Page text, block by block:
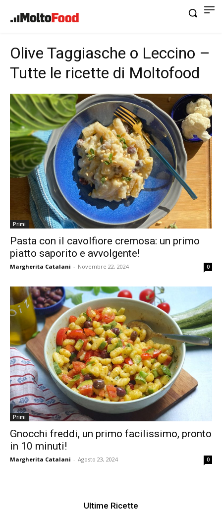
Olive Taggiasche o Leccino –
Tutte le ricette di Moltofood
Primi
Pasta con il cavolfiore cremosa: un primo
piatto saporito e avvolgente!
Margherita Catalani - Novembre 22, 2024 0
Primi
Gnocchi freddi, un primo facilissimo, pronto
in 10 minuti!
Margherita Catalani - Agosto 23, 2024 0
Ultime Ricette